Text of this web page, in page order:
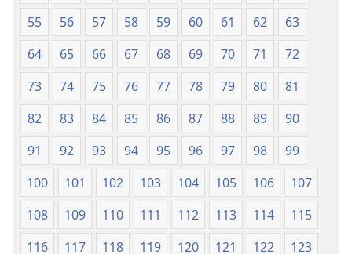
55
56 57 58 59 60 61 62
63
64
65 66 67 68 69 70 71
72
73
74 75 76 77 78 79 80
81
82
83 84 85 86 87 88 89
90
91
92 93 94 95 96 97 98
99
100
101 102 103 104 105 106
107
108
109 110 111 112 113 114
115
116
117 118 119 120 121 122
123